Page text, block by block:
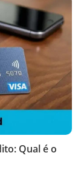
Qual é o